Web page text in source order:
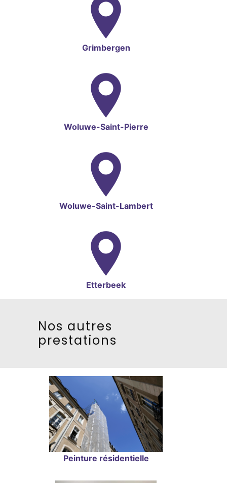
Grimbergen
Woluwe-Saint-Pierre
Woluwe-Saint-Lambert
Etterbeek
Nos autres
prestations
Peinture résidentielle